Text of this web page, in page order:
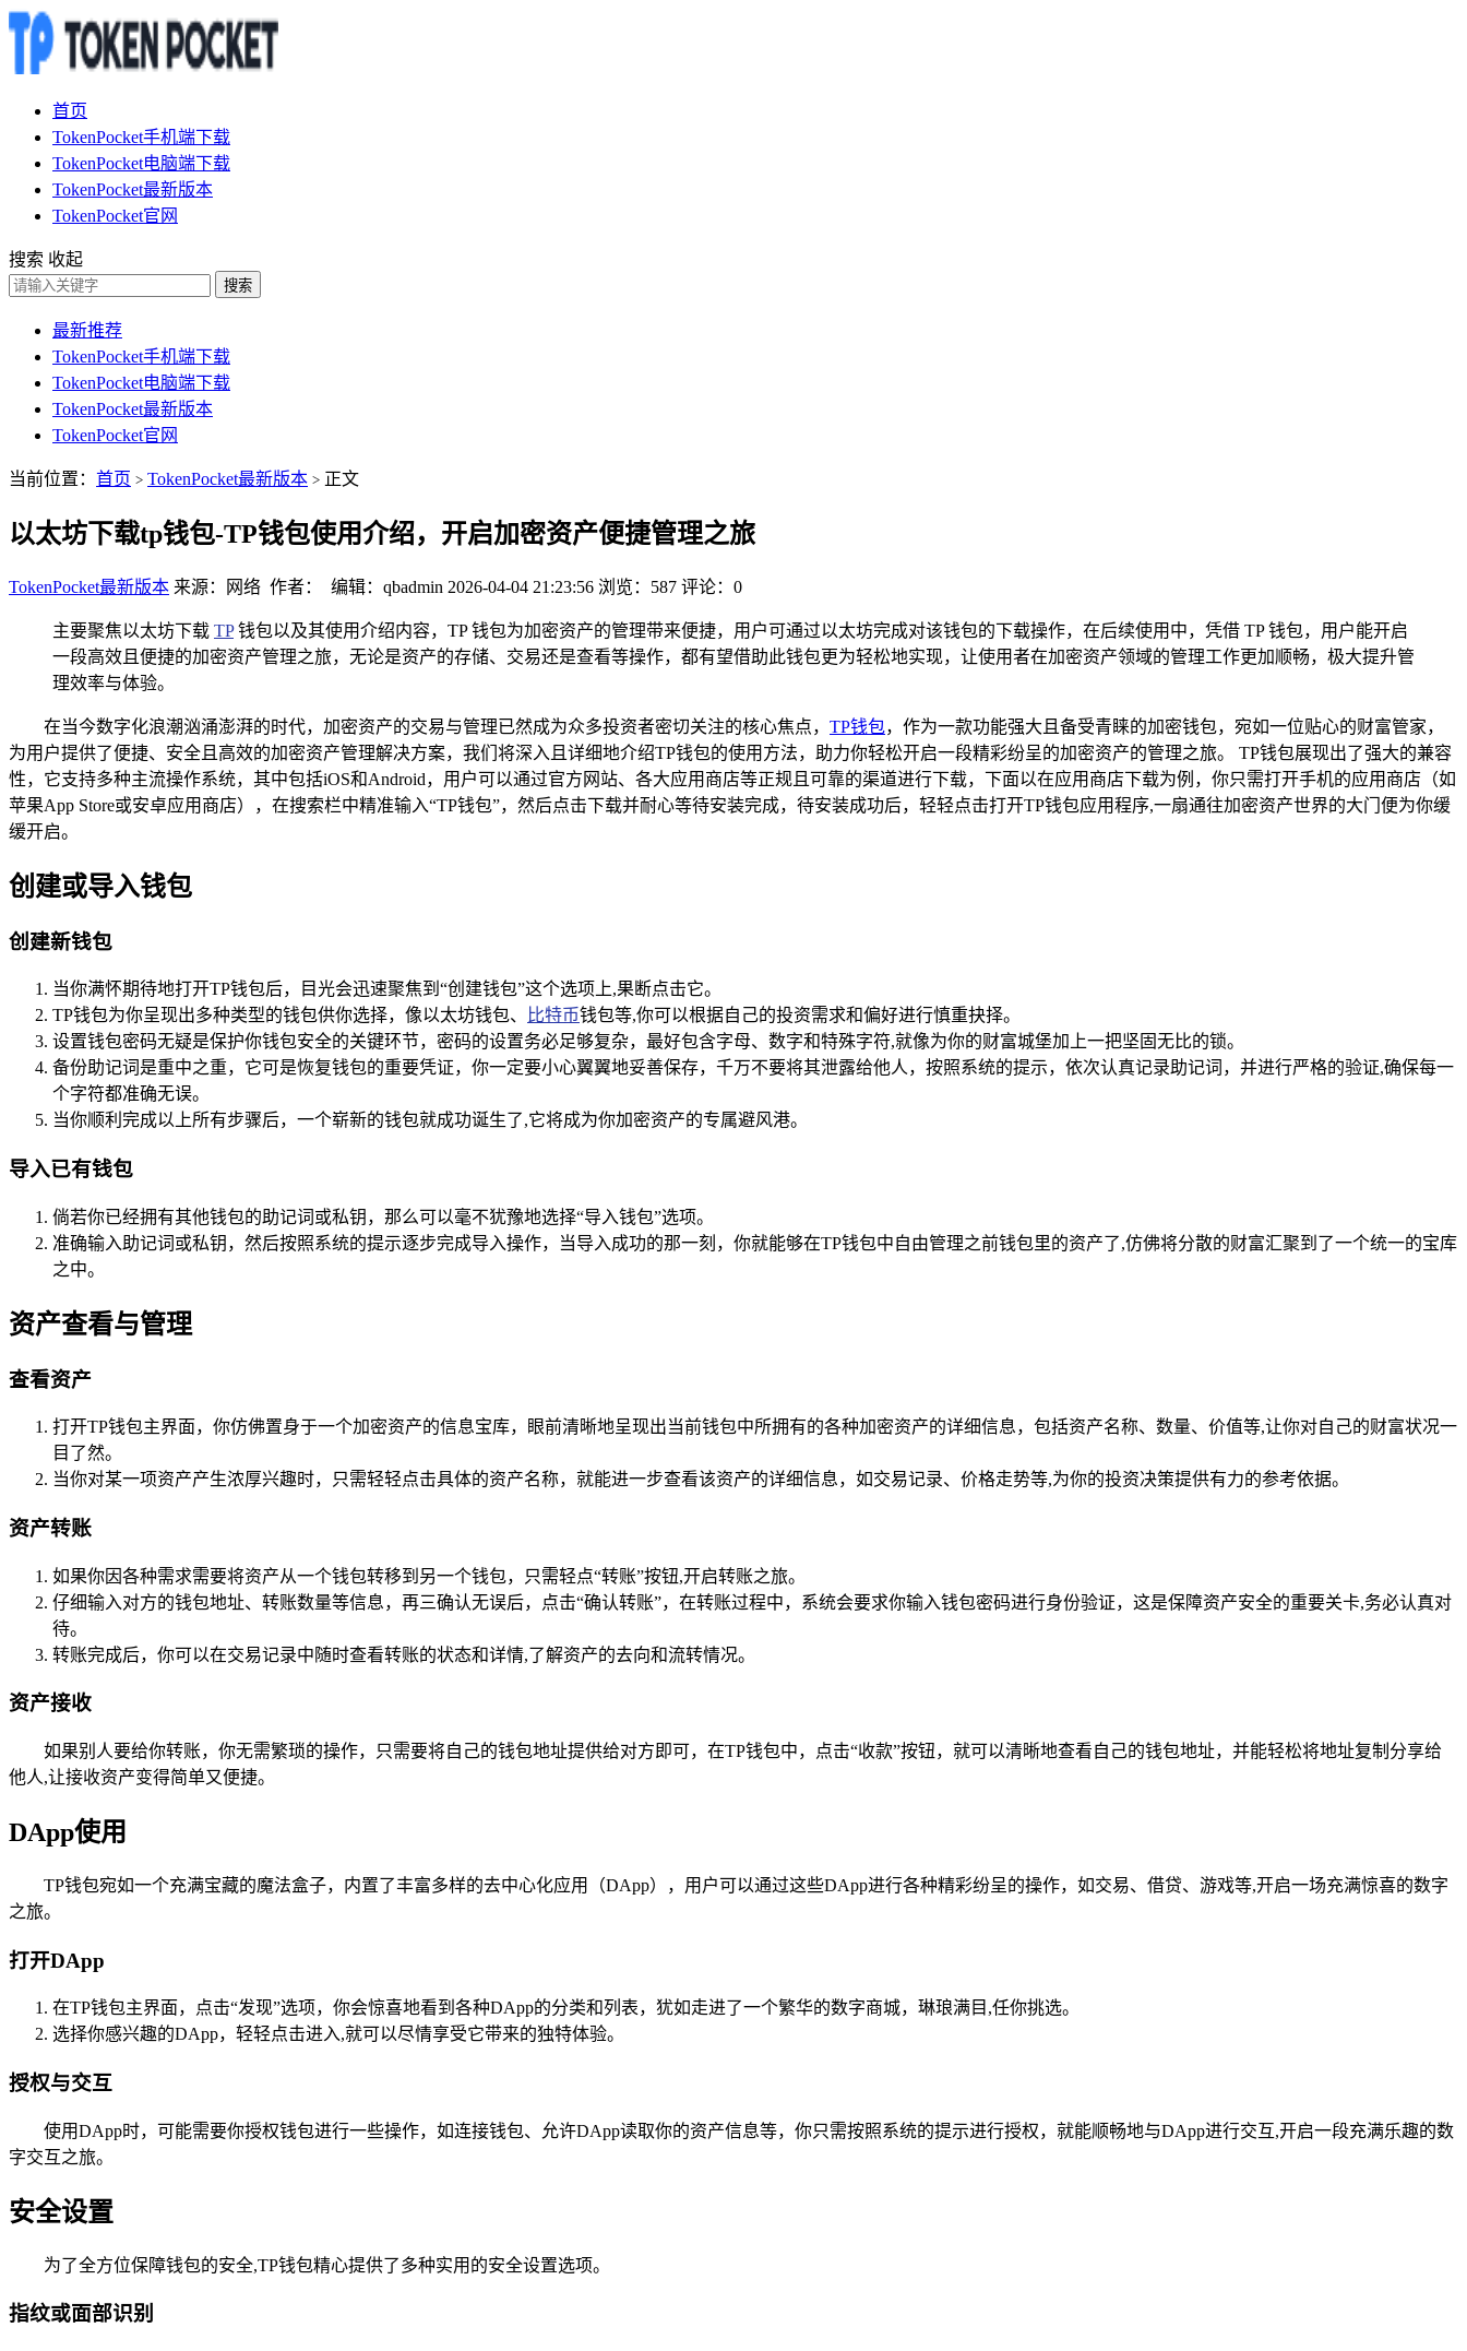
首页
TokenPocket手机端下载
TokenPocket电脑端下载
TokenPocket最新版本
TokenPocket官网
搜索 收起
搜索
最新推荐
TokenPocket手机端下载
TokenPocket电脑端下载
TokenPocket最新版本
TokenPocket官网
当前位置： 首页 > TokenPocket最新版本 > 正文
以太坊下载tp钱包-TP钱包使用介绍，开启加密资产便捷管理之旅
TokenPocket最新版本 来源：网络 作者： 编辑：qbadmin 2026-04-04 21:23:56 浏览：587 评论：0
主要聚焦以太坊下载 TP钱包以及其使用介绍内容，TP 钱包为加密资产的管理带来便捷，用户可通过以太坊完成对该钱包的下载操作，在后续使用中，凭借 TP 钱包，用户能开启
一段高效且便捷的加密资产管理之旅，无论是资产的存储、交易还是查看等操作，都有望借助此钱包更为轻松地实现，让使用者在加密资产领域的管理工作更加顺畅，极大提升管
理效率与体验。
在当今数字化浪潮汹涌澎湃的时代，加密资产的交易与管理已然成为众多投资者密切关注的核心焦点， TP钱包，作为一款功能强大且备受青睐的加密钱包，宛如一位贴心的财富管家，
为用户提供了便捷、安全且高效的加密资产管理解决方案，我们将深入且详细地介绍TP钱包的使用方法，助力你轻松开启一段精彩纷呈的加密资产的管理之旅。 TP钱包展现出了强大的兼容
性，它支持多种主流操作系统，其中包括iOS和Android，用户可以通过官方网站、各大应用商店等正规且可靠的渠道进行下载，下面以在应用商店下载为例，你只需打开手机的应用商店（如
苹果App Store或安卓应用商店），在搜索栏中精准输入“TP钱包”，然后点击下载并耐心等待安装完成，待安装成功后，轻轻点击打开TP钱包应用程序,一扇通往加密资产世界的大门便为你缓
缓开启。
创建或导入钱包
创建新钱包
当你满怀期待地打开TP钱包后，目光会迅速聚焦到“创建钱包”这个选项上,果断点击它。
TP钱包为你呈现出多种类型的钱包供你选择，像以太坊钱包、
比特币钱包等,你可以根据自己的投资需求和偏好进行慎重抉择。
设置钱包密码无疑是保护你钱包安全的关键环节，密码的设置务必足够复杂，最好包含字母、数字和特殊字符,就像为你的财富城堡加上一把坚固无比的锁。
备份助记词是重中之重，它可是恢复钱包的重要凭证，你一定要小心翼翼地妥善保存，千万不要将其泄露给他人，按照系统的提示，依次认真记录助记词，并进行严格的验证,确保每一
个字符都准确无误。
当你顺利完成以上所有步骤后，一个崭新的钱包就成功诞生了,它将成为你加密资产的专属避风港。
导入已有钱包
倘若你已经拥有其他钱包的助记词或私钥，那么可以毫不犹豫地选择“导入钱包”选项。
准确输入助记词或私钥，然后按照系统的提示逐步完成导入操作，当导入成功的那一刻，你就能够在TP钱包中自由管理之前钱包里的资产了,仿佛将分散的财富汇聚到了一个统一的宝库
之中。
资产查看与管理
查看资产
打开TP钱包主界面，你仿佛置身于一个加密资产的信息宝库，眼前清晰地呈现出当前钱包中所拥有的各种加密资产的详细信息，包括资产名称、数量、价值等,让你对自己的财富状况一
目了然。
当你对某一项资产产生浓厚兴趣时，只需轻轻点击具体的资产名称，就能进一步查看该资产的详细信息，如交易记录、价格走势等,为你的投资决策提供有力的参考依据。
资产转账
如果你因各种需求需要将资产从一个钱包转移到另一个钱包，只需轻点“转账”按钮,开启转账之旅。
仔细输入对方的钱包地址、转账数量等信息，再三确认无误后，点击“确认转账”，在转账过程中，系统会要求你输入钱包密码进行身份验证，这是保障资产安全的重要关卡,务必认真对
待。
转账完成后，你可以在交易记录中随时查看转账的状态和详情,了解资产的去向和流转情况。
资产接收
如果别人要给你转账，你无需繁琐的操作，只需要将自己的钱包地址提供给对方即可，在TP钱包中，点击“收款”按钮，就可以清晰地查看自己的钱包地址，并能轻松将地址复制分享给
他人,让接收资产变得简单又便捷。
DApp使用
TP钱包宛如一个充满宝藏的魔法盒子，内置了丰富多样的去中心化应用（DApp），用户可以通过这些DApp进行各种精彩纷呈的操作，如交易、借贷、游戏等,开启一场充满惊喜的数字
之旅。
打开DApp
在TP钱包主界面，点击“发现”选项，你会惊喜地看到各种DApp的分类和列表，犹如走进了一个繁华的数字商城，琳琅满目,任你挑选。
选择你感兴趣的DApp，轻轻点击进入,就可以尽情享受它带来的独特体验。
授权与交互
使用DApp时，可能需要你授权钱包进行一些操作，如连接钱包、允许DApp读取你的资产信息等，你只需按照系统的提示进行授权，就能顺畅地与DApp进行交互,开启一段充满乐趣的数
字交互之旅。
安全设置
为了全方位保障钱包的安全,TP钱包精心提供了多种实用的安全设置选项。
指纹或面部识别